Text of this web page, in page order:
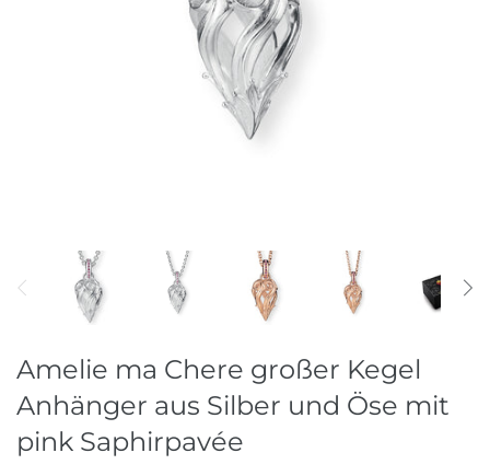
Amelie ma Chere großer Kegel
Anhänger aus Silber und Öse mit
pink Saphirpavée
Ohrschmuck
Stein & Perlketten